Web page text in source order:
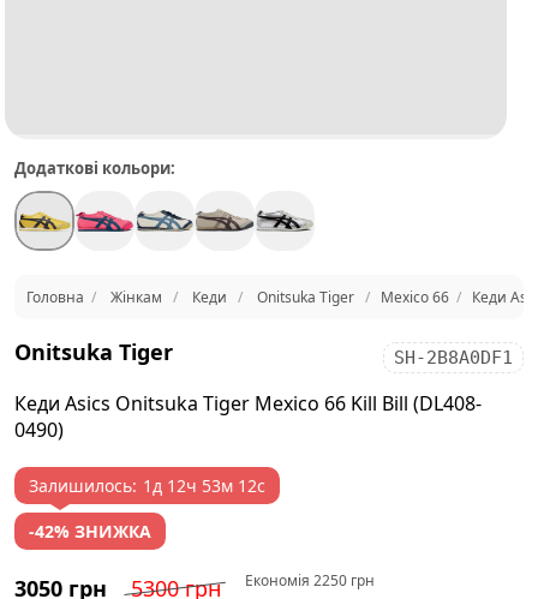
Додаткові кольори:
Головна Жінкам Кеди Onitsuka Tiger Mexico 66 Кеди
Onitsuka Tiger SH-2B8A0DF1
Кеди Asics Onitsuka Tiger Mexico 66 Kill Bill (DL408-
0490)
Залишилось: 1д 12ч 53м 12с
-42% ЗНИЖКА
3050 грн 5300 грн Економія 2250 грн